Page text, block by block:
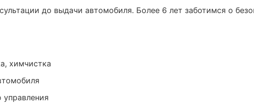
до выдачи автомобиля. Более 6 лет заботимся о
химчистка
управления